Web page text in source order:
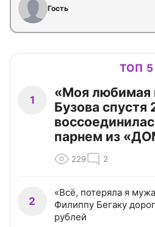
Гость
ТОП 5
1
«Моя любимая
Бузова спустя
парнем из
229 2
2
«Всё, потеряла я
Филиппу Бегаку
рублей